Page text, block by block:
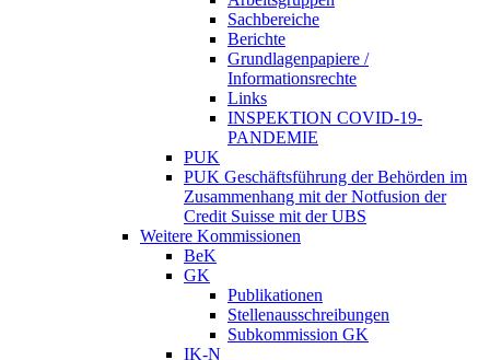
Sachbereiche
Berichte
Grundlagenpapiere /
Informationsrechte
Links
INSPEKTION COVID-19-
PANDEMIE
PUK
PUK Geschäftsführung der Behörden im
Zusammenhang mit der Notfusion der
Credit Suisse mit der UBS
Weitere Kommissionen
BeK
GK
Publikationen
Stellenausschreibungen
Subkommission GK
IK-N